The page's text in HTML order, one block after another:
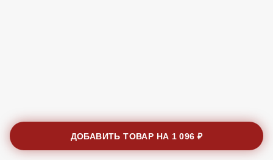
ДОБАВИТЬ ТОВАР НА 1 096 ₽